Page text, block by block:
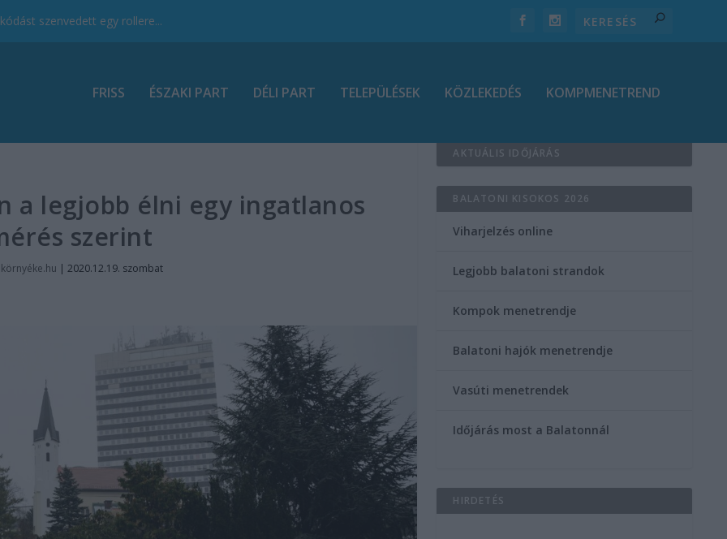
szenvedett egy rollere...
FRISS ÉSZAKI PART DÉLI PART TELEPÜLÉSEK KÖZLEKEDÉS KOMPMENETREND
a legjobb élni egy ingatlanos
szerint
|2020.12.19. szombat
AKTUÁLIS IDŐJÁRÁS
BALATONI KISOKOS 2026
Viharjelzés online
Legjobb balatoni strandok
Kompok menetrendje
Balatoni hajók menetrendje
Vasúti menetrendek
Időjárás most a Balatonnál
HIRDETÉS